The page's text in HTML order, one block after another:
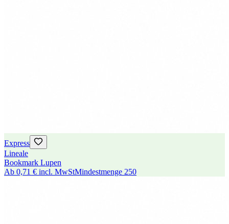
Express
Lineale
Bookmark Lupen
Ab 0,71 € incl. MwStMindestmenge 250